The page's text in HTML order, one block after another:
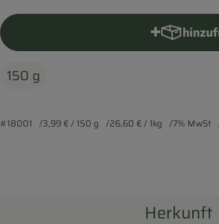
150 g
#18001 3,99 €/ 150 g 26,60 €/ 1kg 7% MwSt
Herkunft